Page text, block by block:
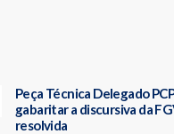
Peça Técnica Delegado
gabaritar a discursiva da
resolvida